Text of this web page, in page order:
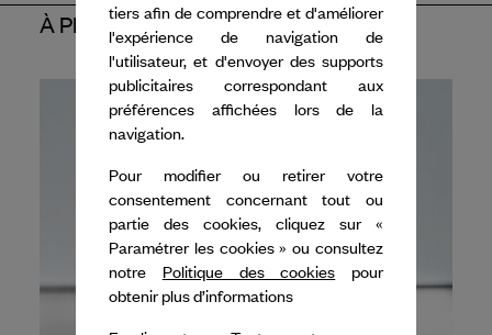
À PROPOS DE L'ARTISTE
tiers afin de comprendre et d'améliorer
l'expérience de navigation de
l'utilisateur, et d'envoyer des supports
publicitaires correspondant aux
préférences affichées lors de la
navigation.
Pour modifier ou retirer votre
consentement concernant tout ou
partie des cookies, cliquez sur «
Paramétrer les cookies » ou consultez
notre Politique des cookies pour
obtenir plus d’informations